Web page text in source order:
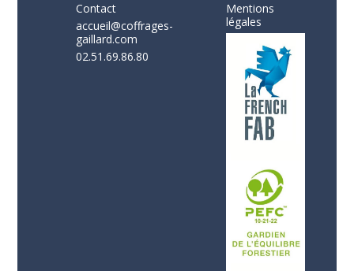
Contact
accueil@coffrages-
gaillard.com
02.51.69.86.80
Mentions
légales